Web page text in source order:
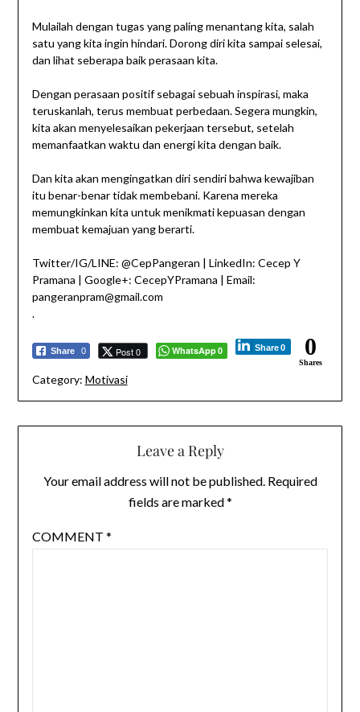
Mulailah dengan tugas yang paling menantang kita, salah
satu yang kita ingin hindari. Dorong diri kita sampai selesai,
dan lihat seberapa baik perasaan kita.
Dengan perasaan positif sebagai sebuah inspirasi, maka
teruskanlah, terus membuat perbedaan. Segera mungkin,
kita akan menyelesaikan pekerjaan tersebut, setelah
memanfaatkan waktu dan energi kita dengan baik.
Dan kita akan mengingatkan diri sendiri bahwa kewajiban
itu benar-benar tidak membebani. Karena mereka
memungkinkan kita untuk menikmati kepuasan dengan
membuat kemajuan yang berarti.
Twitter/IG/LINE: @CepPangeran | LinkedIn: Cecep Y
Pramana | Google+: CecepYPramana | Email:
pangeranpram@gmail.com
.
Share 0 Post 0 WhatsApp 0 Share 0 0
Shares
Category: Motivasi
Leave a Reply
Your email address will not be published. Required
fields are marked*
COMMENT *